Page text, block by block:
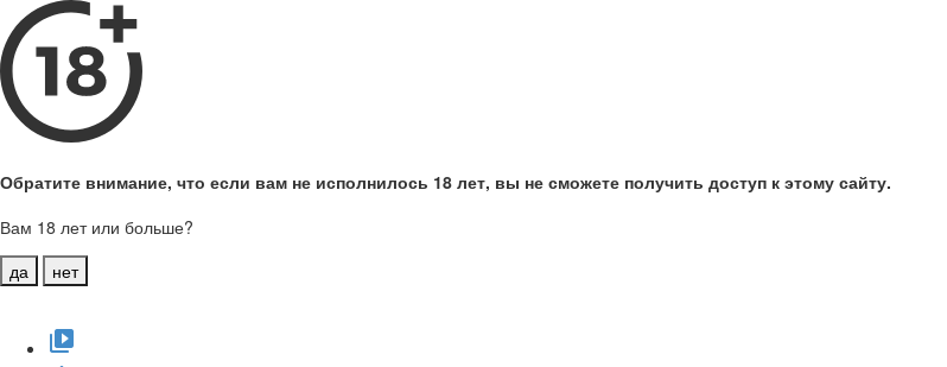
Обратите внимание, что если вам не исполнилось 18 лет, вы не сможете получить доступ к этому сайту.
Вам 18 лет или больше?
да
нет